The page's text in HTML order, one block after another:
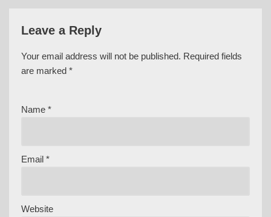
Leave a Reply
Your email address will not be published. Required fields
are marked *
Name *
Email *
Website